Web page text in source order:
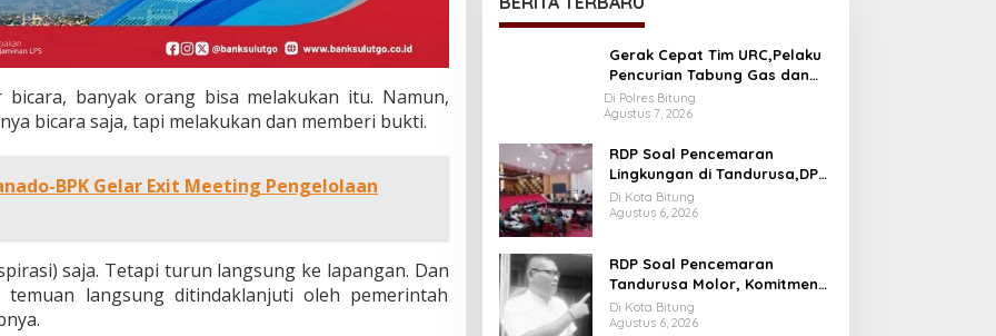
banyak orang bisa melakukan itu. Namun,
bicara saja, tapi melakukan dan memberi bukti.
BPK Gelar Exit Meeting Pengelolaan
saja. Tetapi turun langsung ke lapangan. Dan
langsung ditindaklanjuti oleh pemerintah
Gerak Cepat Tim URC,Pelaku
Pencurian Tabung Gas dan
Kursi Plastik Berhasil di Bekuk
Di Polres Bitung
Agustus 7, 2026
RDP Soal Pencemaran
Lingkungan di Tandurusa,DPR
Cek Lokasi
Di Kota Bitung
Agustus 6, 2026
RDP Soal Pencemaran
Tandurusa Molor, Komitmen
Wakil rakyat jadi Sorotan
Di Kota Bitung
Agustus 6, 2026